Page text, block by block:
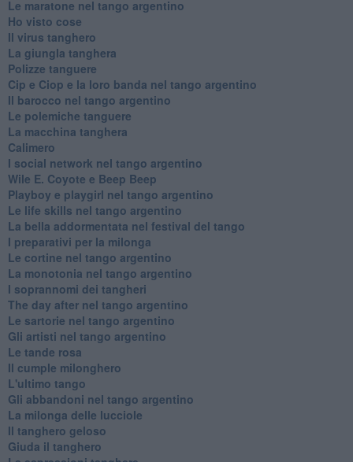
Le maratone nel tango argentino
Ho visto cose
Il virus tanghero
La giungla tanghera
Polizze tanguere
Cip e Ciop e la loro banda nel tango argentino
Il barocco nel tango argentino
Le polemiche tanguere
La macchina tanghera
Calimero
​I social network nel tango argentino
Wile E. Coyote e Beep Beep
Playboy e playgirl nel tango argentino
Le life skills nel tango argentino
La bella addormentata nel festival del tango
I preparativi per la milonga
Le cortine nel tango argentino
La monotonia nel tango argentino
I soprannomi dei tangheri
The day after nel tango argentino
Le sartorie nel tango argentino
Gli artisti nel tango argentino
Le tande rosa
Il cumple milonghero
L'ultimo tango
Gli abbandoni nel tango argentino
La milonga delle lucciole
Il tanghero geloso
Giuda il tanghero